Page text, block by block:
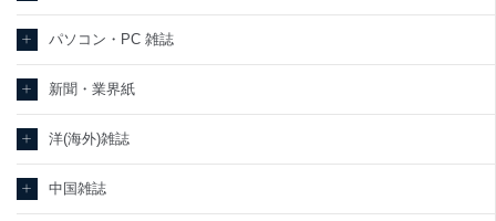
パソコン・PC 雑誌
新聞・業界紙
洋(海外)雑誌
中国雑誌